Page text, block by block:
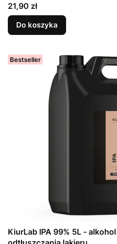
Cena
21,90 zł
Do koszyka
Bestseller
KiurLab IPA 99% 5L - alkohol Izopropylowy do